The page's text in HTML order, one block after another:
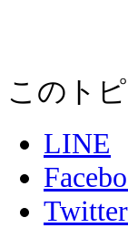
このト
LINE
Twitter